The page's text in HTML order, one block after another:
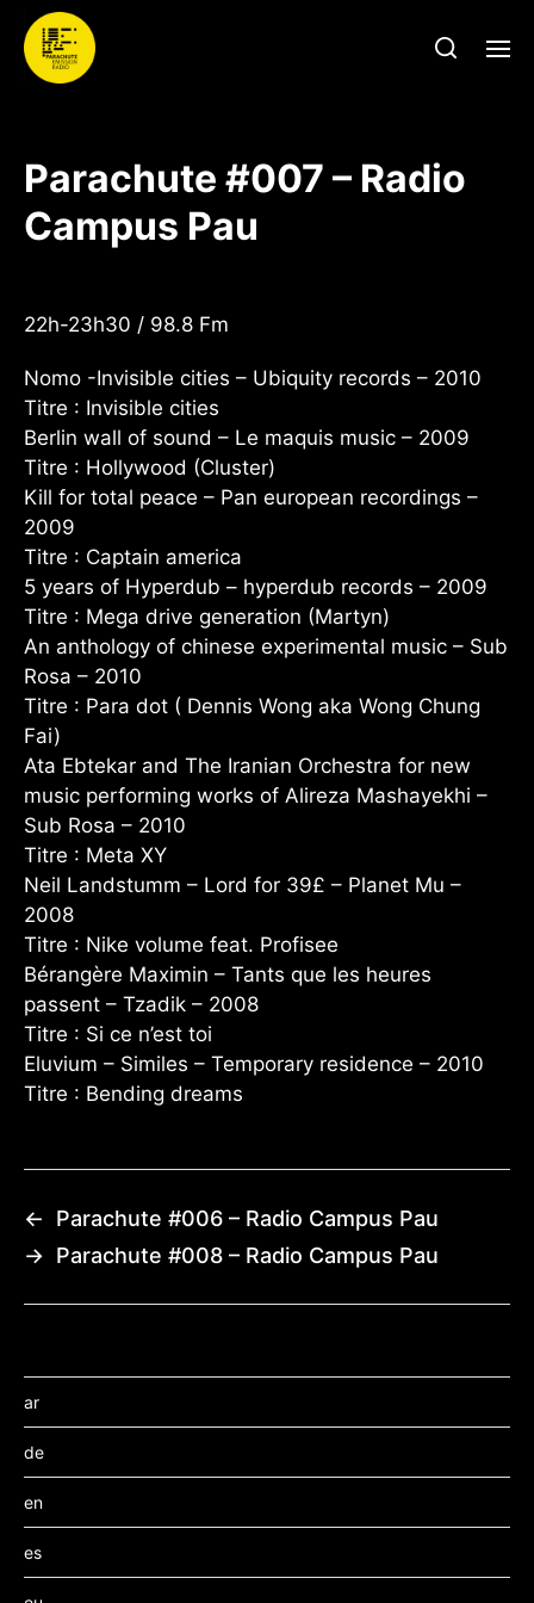
Parachute #007 – Radio
Campus Pau
22h-23h30 / 98.8 Fm
Nomo -Invisible cities – Ubiquity records – 2010
Titre : Invisible cities
Berlin wall of sound – Le maquis music – 2009
Titre : Hollywood (Cluster)
Kill for total peace – Pan european recordings –
2009
Titre : Captain america
5 years of Hyperdub – hyperdub records – 2009
Titre : Mega drive generation (Martyn)
An anthology of chinese experimental music – Sub
Rosa – 2010
Titre : Para dot ( Dennis Wong aka Wong Chung
Fai)
Ata Ebtekar and The Iranian Orchestra for new
music performing works of Alireza Mashayekhi –
Sub Rosa – 2010
Titre : Meta XY
Neil Landstumm – Lord for 39£ – Planet Mu –
2008
Titre : Nike volume feat. Profisee
Bérangère Maximin – Tants que les heures
passent – Tzadik – 2008
Titre : Si ce n’est toi
Eluvium – Similes – Temporary residence – 2010
Titre : Bending dreams
←
Parachute #006 – Radio Campus Pau
→ Parachute #008 – Radio Campus Pau
ar
de
en
es